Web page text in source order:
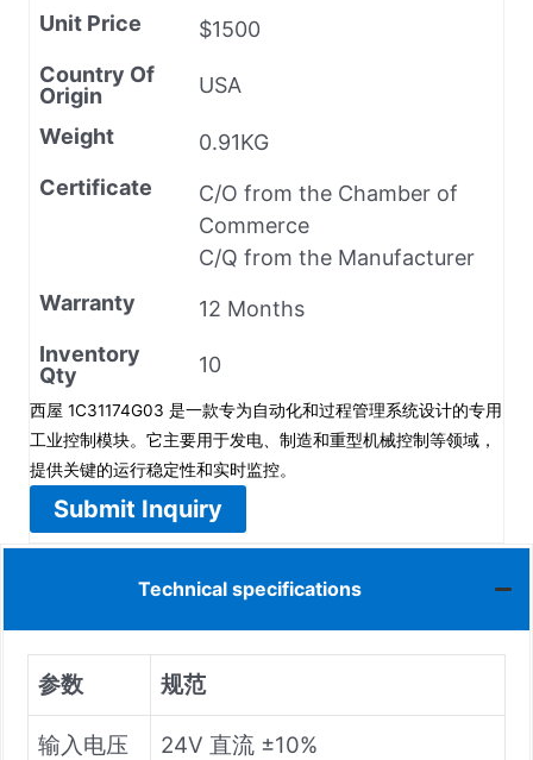
Unit Price
$1500
Country Of
Origin
USA
Weight
0.91KG
Certificate
C/O from the Chamber of
Commerce
C/Q from the Manufacturer
Warranty
12 Months
Inventory
Qty
10
西屋 1C31174G03 是一款专为自动化和过程管理系统设计的专用
工业控制模块。它主要用于发电、制造和重型机械控制等领域，
提供关键的运行稳定性和实时监控。
Submit Inquiry
Technical specifications
参数 规范
输入电压 24V 直流 ±10%